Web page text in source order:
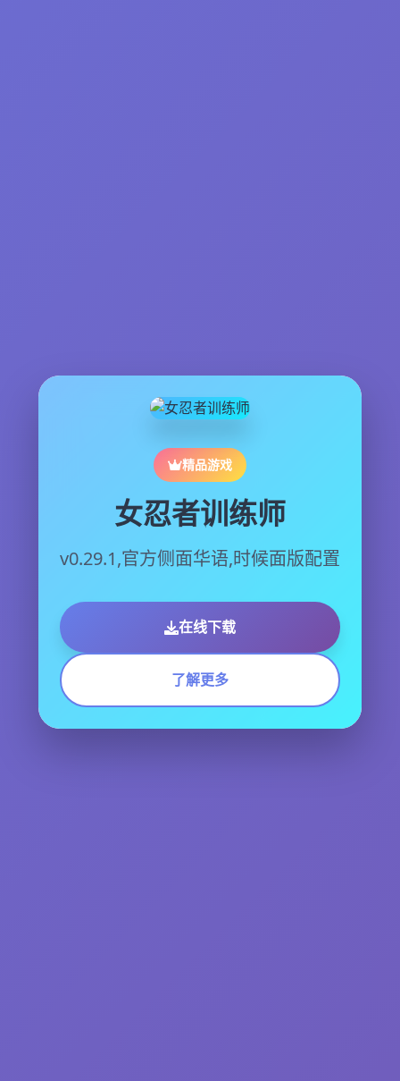
精品游戏
女忍者训练师
v0.29.1,官方侧面华语,时候面版配置
在线下载
了解更多